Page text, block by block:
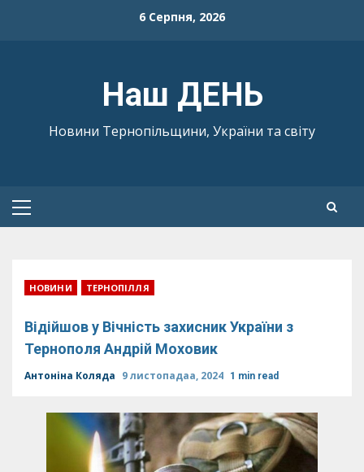
6 Серпня, 2026
Наш ДЕНЬ
Новини Тернопільщини, України та світу
Primary
НОВИНИ ТЕРНОПІЛЛЯ
Відійшов у Вічність захисник України з
Тернополя Андрій Моховик
Антоніна Коляда 9 листопадаа, 2024 1 min read